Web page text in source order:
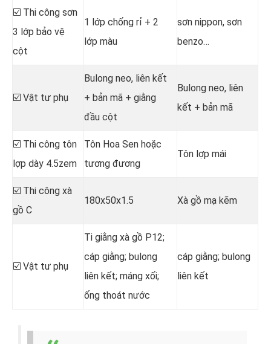
☑️ Thi công sơn
3 lớp bảo vệ
cột
1 lớp chống rỉ + 2
lớp màu
sơn nippon, sơn
benzo…
☑️ Vật tư phụ
Bulong neo, liên kết
+ bản mã + giằng
đầu cột
Bulong neo, liên
kết + bản mã
☑️ Thi công tôn
lợp dày 4.5zem
Tôn Hoa Sen hoặc
tương đương
Tôn lợp mái
☑️ Thi công xà
gồ C
180x50x1.5 Xà gồ mạ kẽm
☑️ Vật tư phụ
Ti giằng xà gồ P12;
cáp giằng; bulong
liên kết; máng xối;
ống thoát nước
cáp giằng; bulong
liên kết